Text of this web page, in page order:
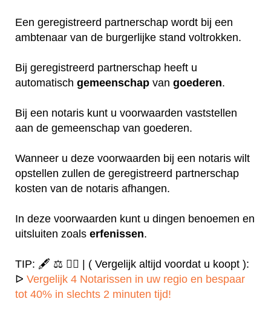
Een geregistreerd partnerschap wordt bij een
ambtenaar van de burgerlijke stand voltrokken.
Bij geregistreerd partnerschap heeft u
automatisch gemeenschap van goederen.
Bij een notaris kunt u voorwaarden vaststellen
aan de gemeenschap van goederen.
Wanneer u deze voorwaarden bij een notaris wilt
opstellen zullen de geregistreerd partnerschap
kosten van de notaris afhangen.
In deze voorwaarden kunt u dingen benoemen en
uitsluiten zoals erfenissen.
TIP: 🖋️ ⚖️ ✍🏻 | ( Vergelijk altijd voordat u koopt ):
ᐅ Vergelijk 4 Notarissen in uw regio en bespaar
tot 40% in slechts 2 minuten tijd!